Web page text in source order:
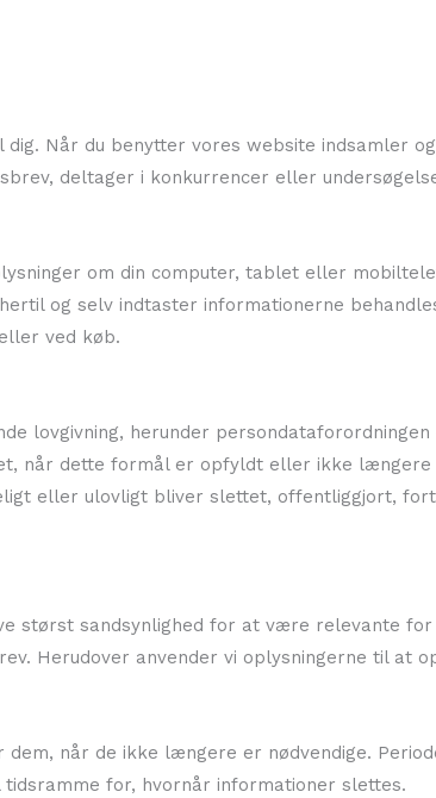
Når du benytter vores website indsamler
deltager i konkurrencer eller
om din computer, tablet eller
og selv indtaster informationerne
ved køb.
lovgivning, herunder
når dette formål er opfyldt eller ikke længere
eller ulovligt bliver slettet, offentliggjort,
størst sandsynlighed for at være relevante
Herudover anvender vi oplysningerne til at
når de ikke længere er nødvendige.
for, hvornår informationer slettes.